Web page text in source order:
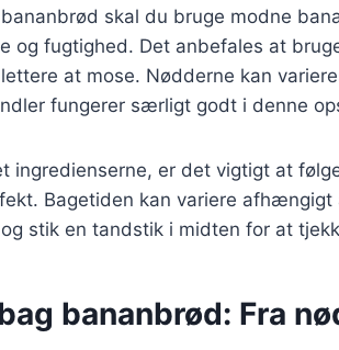
skal du bruge modne
og fugtighed. Det anbefales at
at mose. Nødderne kan
fungerer særligt godt i denne
ingredienserne, er det vigtigt at
Bagetiden kan variere
stik en tandstik i midten for at
bananbrød: Fra